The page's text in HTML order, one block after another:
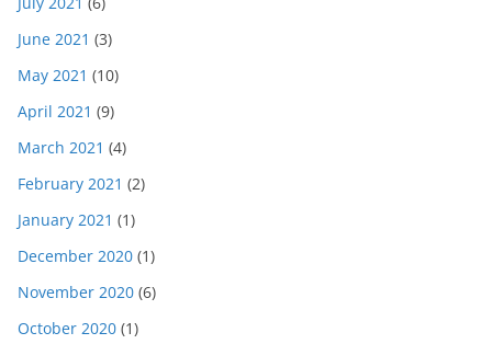
June 2021 (3)
May 2021 (10)
April 2021 (9)
March 2021 (4)
February 2021 (2)
January 2021 (1)
December 2020 (1)
November 2020 (6)
October 2020 (1)